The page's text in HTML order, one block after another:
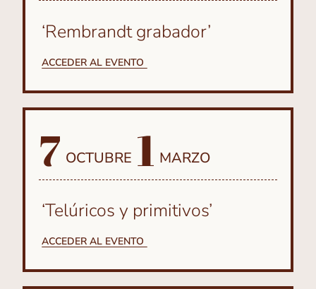
‘Rembrandt grabador’
ACCEDER AL EVENTO
7 OCTUBRE 1 MARZO
‘Telúricos y primitivos’
ACCEDER AL EVENTO